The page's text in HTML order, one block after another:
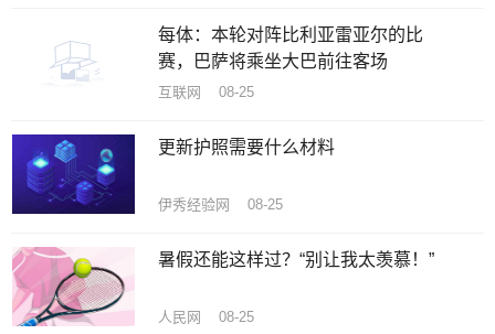
每体：本轮对阵比利亚雷亚尔的比
赛，巴萨将乘坐大巴前往客场
互联网 08-25
更新护照需要什么材料
伊秀经验网 08-25
暑假还能这样过？“别让我太羡慕！”
人民网 08-25